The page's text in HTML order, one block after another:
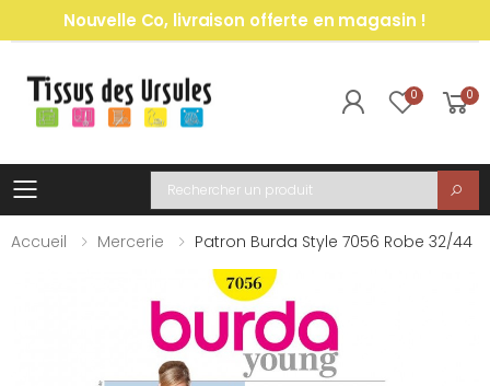
Nouvelle Co, livraison offerte en magasin !
0 0
Toggle mobile menu
Recherche
Accueil
Mercerie Patron Burda Style 7056 Robe 32/44